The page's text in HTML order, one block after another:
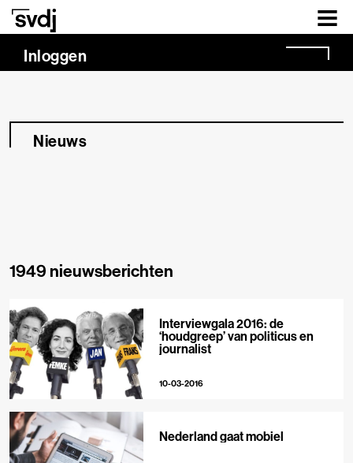
Naar hoofdinhoud
Inloggen
Nieuws
1949 nieuwsberichten
Interviewgala 2016: de
‘houdgreep’ van politicus en
journalist
10-03-2016
Nederland gaat mobiel